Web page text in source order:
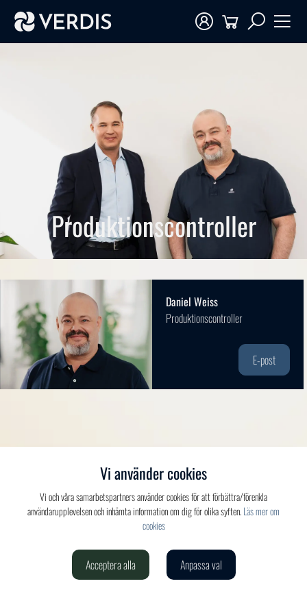
Produktionscontroller
Daniel Weiss
Produktionscontroller
E-post
020-150 520
Vi använder cookies
Vi och våra samarbetspartners använder cookies för att förbättra/förenkla
användarupplevelsen och inhämta information om dig för olika syften.Läs mer om
cookies
Acceptera alla Anpassa val